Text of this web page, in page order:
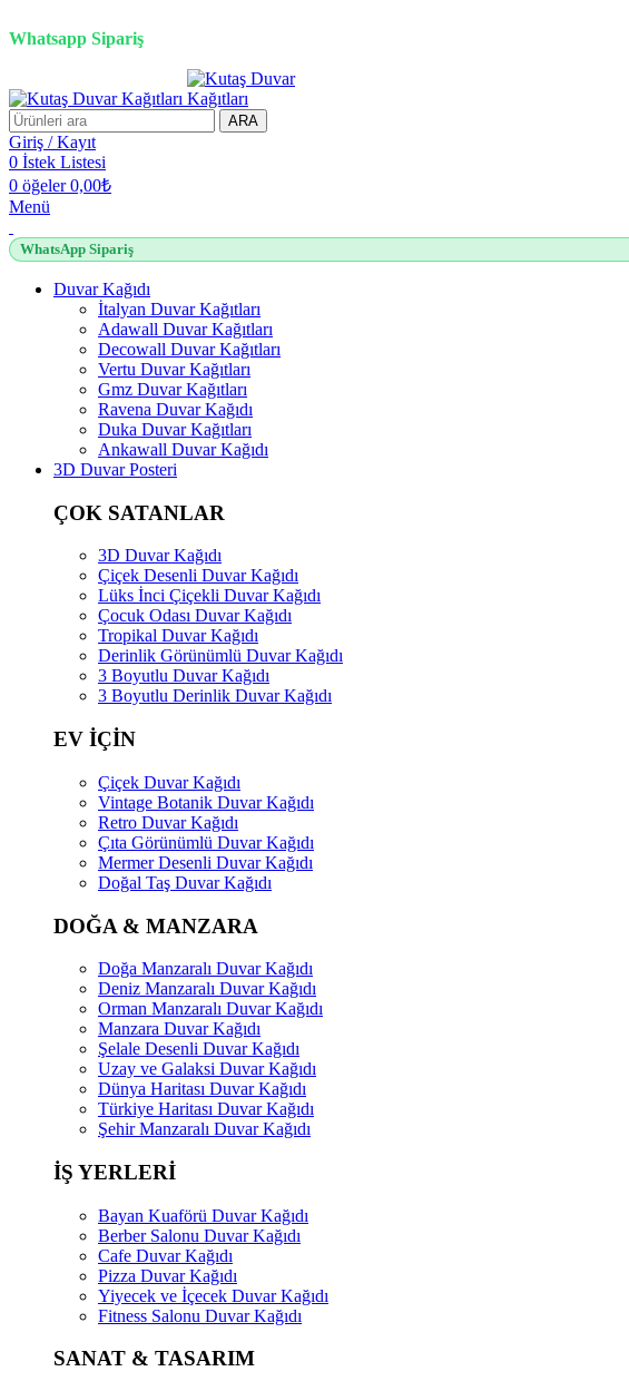
Whatsapp Sipariş
ARA
Giriş / Kayıt
0 İstek Listesi
0 öğeler 0,00₺
Menü
WhatsApp Sipariş
Duvar Kağıdı
İtalyan Duvar Kağıtları
Adawall Duvar Kağıtları
Decowall Duvar Kağıtları
Vertu Duvar Kağıtları
Gmz Duvar Kağıtları
Ravena Duvar Kağıdı
Duka Duvar Kağıtları
Ankawall Duvar Kağıdı
3D Duvar Posteri
ÇOK SATANLAR
3D Duvar Kağıdı
Çiçek Desenli Duvar Kağıdı
Lüks İnci Çiçekli Duvar Kağıdı
Çocuk Odası Duvar Kağıdı
Tropikal Duvar Kağıdı
Derinlik Görünümlü Duvar Kağıdı
3 Boyutlu Duvar Kağıdı
3 Boyutlu Derinlik Duvar Kağıdı
EV İÇİN
Çiçek Duvar Kağıdı
Vintage Botanik Duvar Kağıdı
Retro Duvar Kağıdı
Çıta Görünümlü Duvar Kağıdı
Mermer Desenli Duvar Kağıdı
Doğal Taş Duvar Kağıdı
DOĞA & MANZARA
Doğa Manzaralı Duvar Kağıdı
Deniz Manzaralı Duvar Kağıdı
Orman Manzaralı Duvar Kağıdı
Manzara Duvar Kağıdı
Şelale Desenli Duvar Kağıdı
Uzay ve Galaksi Duvar Kağıdı
Dünya Haritası Duvar Kağıdı
Türkiye Haritası Duvar Kağıdı
Şehir Manzaralı Duvar Kağıdı
İŞ YERLERİ
Bayan Kuaförü Duvar Kağıdı
Berber Salonu Duvar Kağıdı
Cafe Duvar Kağıdı
Pizza Duvar Kağıdı
Yiyecek ve İçecek Duvar Kağıdı
Fitness Salonu Duvar Kağıdı
SANAT & TASARIM